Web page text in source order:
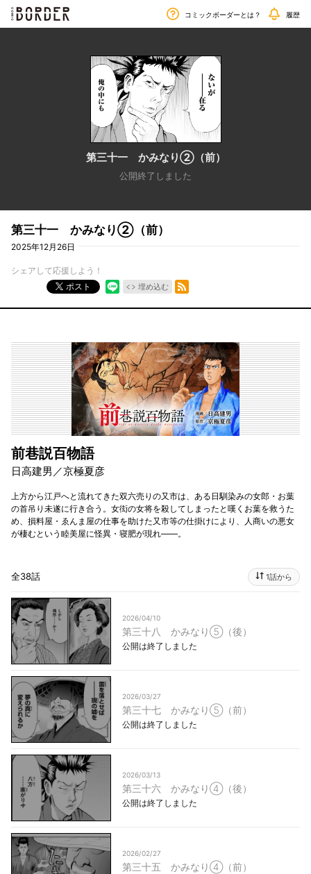
border
毎週金曜日更新!! コミックボーダーとは？ 履歴
第三十一 かみなり②（前）
公開終了しました
第三十一 かみなり②（前）
2025年12月26日
シェアして応援しよう！
ポスト
埋め込む
RSSフィード
前巷説百物語
日高建男／京極夏彦
上方から江戸へと流れてきた双六売りの又市は、ある日馴染みの女郎・お葉
の首吊り未遂に行き合う。女衒の女将を殺してしまったと嘆くお葉を救うた
め、損料屋・ゑんま屋の仕事を助けた又市等の仕掛けにより、人商いの悪女
が棲むという睦美屋に怪異・寝肥が現れ――。
全38話 1話から
2026/04/10
第三十八 かみなり⑤（後）
公開は終了しました
2026/03/27
第三十七 かみなり⑤（前）
公開は終了しました
2026/03/13
第三十六 かみなり④（後）
公開は終了しました
2026/02/27
第三十五 かみなり④（前）